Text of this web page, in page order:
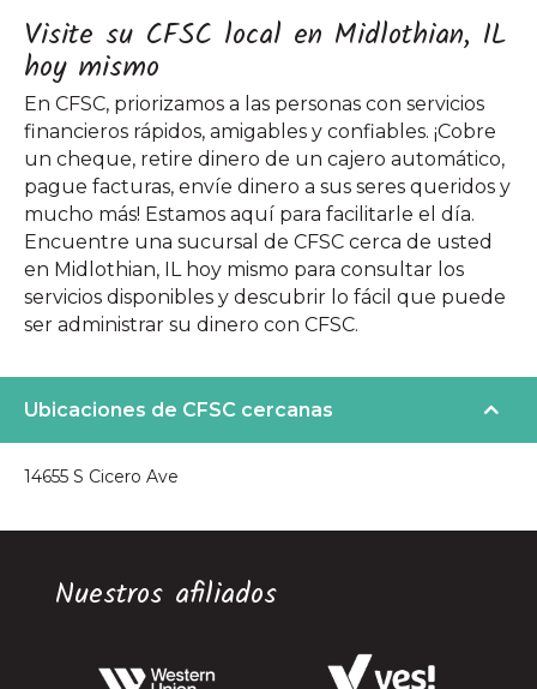
Visite su CFSC local en Midlothian, IL
hoy mismo
En CFSC, priorizamos a las personas con servicios
financieros rápidos, amigables y confiables. ¡Cobre
un cheque, retire dinero de un cajero automático,
pague facturas, envíe dinero a sus seres queridos y
mucho más! Estamos aquí para facilitarle el día.
Encuentre una sucursal de CFSC cerca de usted
en Midlothian, IL hoy mismo para consultar los
servicios disponibles y descubrir lo fácil que puede
ser administrar su dinero con CFSC.
Ubicaciones de CFSC cercanas
14655 S Cicero Ave
Nuestros afiliados